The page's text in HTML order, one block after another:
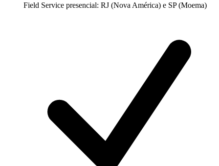
Field Service presencial: RJ (Nova América) e SP (Moema)